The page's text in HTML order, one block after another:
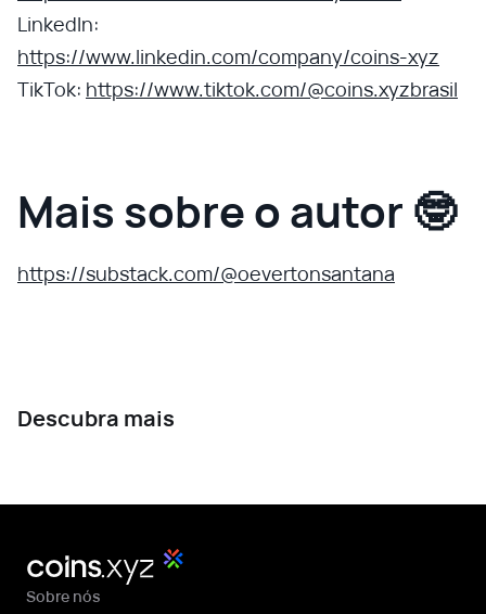
LinkedIn:
https://www.linkedin.com/company/coins-xyz
TikTok: https://www.tiktok.com/@coins.xyzbrasil
Mais sobre o autor 🤓
https://substack.com/@oevertonsantana
Descubra mais
Sobre nós